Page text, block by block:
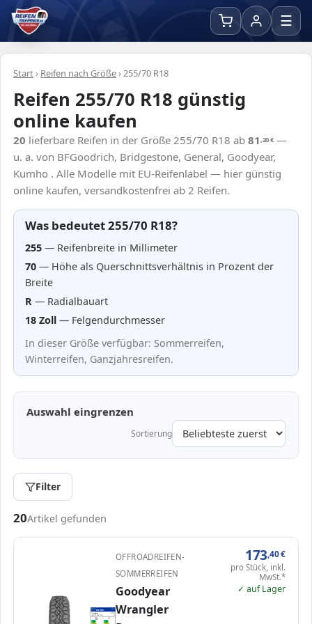
☰
Start› Reifen nach Größe›255/70 R18
Reifen 255/70 R18 günstig
online kaufen
20 lieferbare Reifen in der Größe 255/70 R18 ab 81,20€ —
u. a. von BFGoodrich, Bridgestone, General, Goodyear,
Kumho . Alle Modelle mit EU-Reifenlabel — hier günstig
online kaufen, versandkostenfrei ab 2 Reifen.
Was bedeutet 255/70 R18?
255 — Reifenbreite in Millimeter
70 — Höhe als Querschnittsverhältnis in Prozent der
Breite
R — Radialbauart
18 Zoll — Felgendurchmesser
In dieser Größe verfügbar: Sommerreifen,
Winterreifen, Ganzjahresreifen.
Auswahl eingrenzen
Sortierung
Filter
Passende Reifen in 255/70 R18
20Artikel gefunden
ENERG
Goodyear 577372
255/70 R18 116Q C1
OFFROADREIFEN-
SOMMERREIFEN
Goodyear
Wrangler
173,40€
pro Stück, inkl.
MwSt.*
✓ auf Lager